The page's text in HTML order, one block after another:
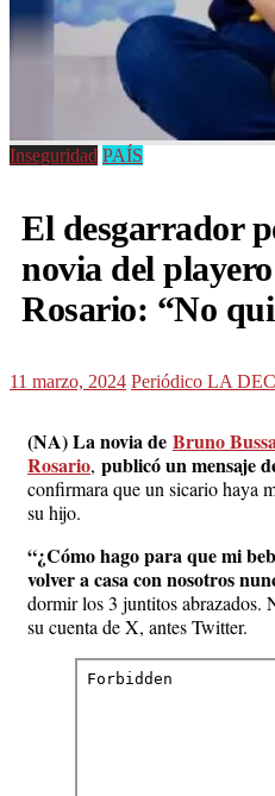
Inseguridad PAÍS
El desgarrador
novia del
Rosario: “No
11 marzo, 2024 Periódico LA
(NA) La novia de Bruno
Rosario, publicó un mensaje
confirmara que un sicario haya
su hijo.
“¿Cómo hago para que mi
volver a casa con nosotros
dormir los 3 juntitos abrazados.
su cuenta de X, antes Twitter.